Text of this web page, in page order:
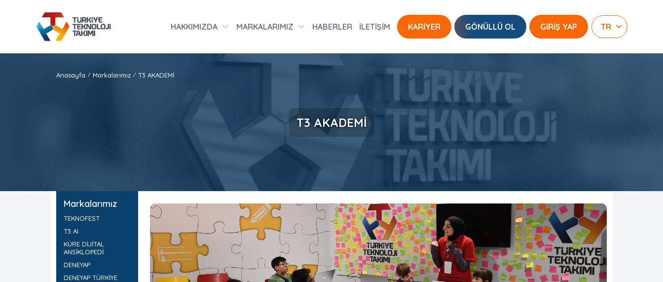
HAKKIMIZDA MARKALARIMIZ HABERLER İLETİŞİM KARİYER GÖNÜLLÜ OL GİRİŞ YAP
Anasayfa / Markalarımız / T3 AKADEMİ
T3 AKADEMİ
Markalarımız
TEKNOFEST
T3 AI
KÜRE DİJİTAL
ANSİKLOPEDİ
DENEYAP
DENEYAP TÜRKİYE